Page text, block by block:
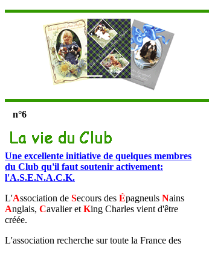
n°6
Une excellente initiative de quelques membres
du Club qu'il faut soutenir activement:
l'A.S.E.N.A.C.K.
L'Association de Secours des Épagneuls Nains
Anglais, Cavalier et King Charles vient d'être
créée.
L'association recherche sur toute la France des